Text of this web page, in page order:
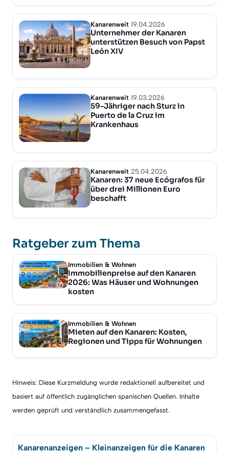
Kanarenweit 19.04.2026
Unternehmer der Kanaren
unterstützen Besuch von Papst
León XIV
Kanarenweit 19.03.2026
59-Jähriger nach Sturz in
Puerto de la Cruz im
Krankenhaus
Kanarenweit 25.04.2026
Kanaren: 37 neue Ecógrafos für
über drei Millionen Euro
beschafft
Ratgeber zum Thema
Immobilien & Wohnen
Immobilienpreise auf den Kanaren
2026: Was Häuser und Wohnungen
kosten
Immobilien & Wohnen
Mieten auf den Kanaren: Kosten,
Regionen und Tipps für Wohnungen
Hinweis: Diese Kurzmeldung wurde redaktionell aufbereitet und
basiert auf öffentlich zugänglichen spanischen Quellen. Inhalte
werden geprüft und verständlich zusammengefasst.
Kanarenanzeigen – Kleinanzeigen für die Kanaren